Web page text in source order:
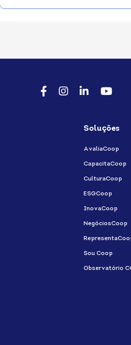
FacebookInstagram
LinkedIn
Soluções
AvaliaCoop
CapacitaCoop
CulturaCoop
ESGCoop
InovaCoop
NegóciosCoop
Sou Coop
Observatório